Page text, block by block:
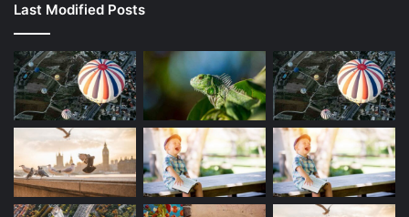
Last Modified Posts